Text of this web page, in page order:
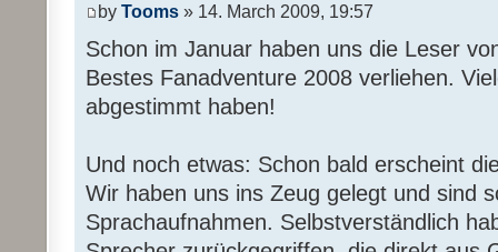
by Tooms » 14. March 2009, 19:57
Schon im Januar haben uns die Leser
Bestes Fanadventure 2008 verliehen.
abgestimmt haben!
Und noch etwas: Schon bald erscheint
Wir haben uns ins Zeug gelegt und sind
Sprachaufnahmen. Selbstverständlich